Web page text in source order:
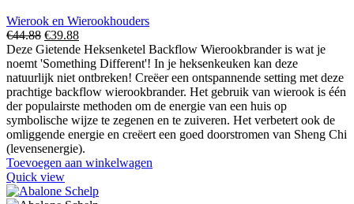
Wierook en Wierookhouders
€44.88 Oorspronkelijke
prijs
was:
€44.88.
€39.88Huidige
prijs
is:
€39.88.
Deze Gietende Heksenketel Backflow Wierookbrander is wat je
noemt 'Something Different'! In je heksenkeuken kan deze
natuurlijk niet ontbreken! Creëer een ontspannende setting met deze
prachtige backflow wierookbrander. Het gebruik van wierook is één
der populairste methoden om de energie van een huis op
symbolische wijze te zegenen en te zuiveren. Het verbetert ook de
omliggende energie en creëert een goed doorstromen van Sheng Chi
(levensenergie).
Toevoegen aan winkelwagen
Quick view